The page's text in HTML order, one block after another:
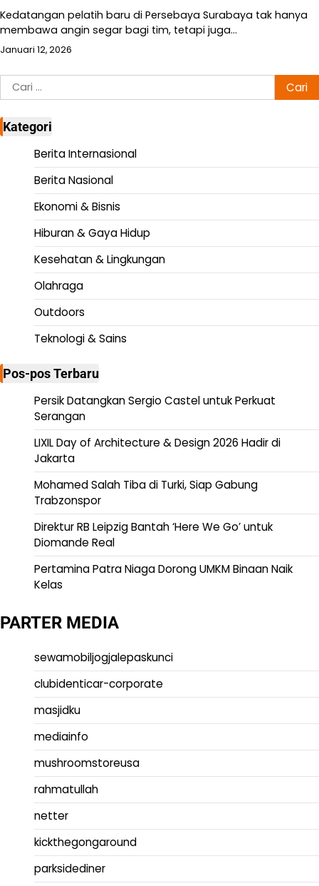
Kedatangan pelatih baru di Persebaya Surabaya tak hanya
membawa angin segar bagi tim, tetapi juga…
Januari 12, 2026
Cari
untuk:
Kategori
Berita Internasional
Berita Nasional
Ekonomi & Bisnis
Hiburan & Gaya Hidup
Kesehatan & Lingkungan
Olahraga
Outdoors
Teknologi & Sains
Pos-pos Terbaru
Persik Datangkan Sergio Castel untuk Perkuat
Serangan
LIXIL Day of Architecture & Design 2026 Hadir di
Jakarta
Mohamed Salah Tiba di Turki, Siap Gabung
Trabzonspor
Direktur RB Leipzig Bantah ‘Here We Go’ untuk
Diomande Real
Pertamina Patra Niaga Dorong UMKM Binaan Naik
Kelas
PARTER MEDIA
sewamobiljogjalepaskunci
clubidenticar-corporate
masjidku
mediainfo
mushroomstoreusa
rahmatullah
netter
kickthegongaround
parksidediner